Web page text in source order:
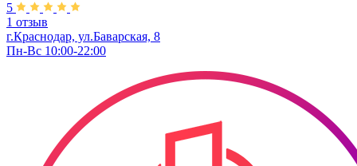
5
1 отзыв
г.Краснодар, ул.​Баварская, 8
Пн-Вс 10:00-22:00